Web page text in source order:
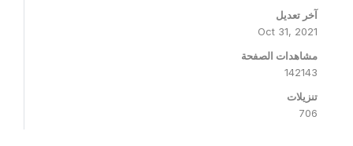
آخر تعديل
Oct 31, 2021
مشاهدات الصفحة
142143
تنزيلات
706